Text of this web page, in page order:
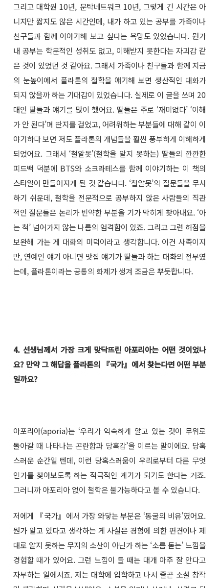
그리고 대학원 10년, 문탁네트워크 10년, 그렇게 긴 시간은 아
니지만 짧지도 않은 시간인데, 내가 하고 있는 공부를 가족이나
친구들과 함께 이야기해 보고 싶다는 욕망도 있었습니다. 뭔가
내 공부는 학문적인 성취도 없고, 이해받지 못한다는 자괴감 같
은 것이 있었던 것 같아요. 그래서 가족이나 친구들과 함께 지금
의 눈높이에서 플라톤의 철학을 얘기해 보면 생산적인 대화가
되지 않을까 하는 기대감이 있었습니다. 실제로 이 글을 쓰며 20
대인 딸들과 얘기를 많이 했어요. 딸들은 주로 ‘재미없다’ ‘이해
가 안 된다’며 딴지를 걸었고, 어려워하는 부분들에 대해 같이 이
야기하다 보면 저도 플라톤의 개념들을 훨씬 풍부하게 이해하게
되었어요. 그래서 ‘철알못’(철학을 알지 못하는) 딸들의 깐깐한
피드백 덕분에 BTS와 소크라테스를 함께 이야기하는 이 책의
스타일이 만들어지게 된 것 같습니다. ‘철알못’의 질문들을 무시
하기 쉬운데, 철학을 전문적으로 공부하지 않은 사람들의 직관
적인 질문들은 논리가 빈약한 부분을 기가 막히게 찾아내요. ‘아
는 척’ 넘어가지 않는 나름의 엄격함이 있죠. 그리고 그런 허점을
보완해 가는 게 대화의 미덕이라고 생각합니다. 이건 사족이지
만, 연예인 얘기 아니면 맛집 얘기가 딸들과 하는 대화의 전부였
는데, 플라톤이라는 공통의 화제가 생겨 조금은 뿌듯합니다.
4. 선생님께서 가장 크게 맞닥뜨린 아포리아는 어떤 것이었나
요? 만약 그 해답을 플라톤의 『국가』에서 찾는다면 어떤 부분
일까요?
아포리아(aporia)는 ‘우리가 익숙하게 알고 있는 것이 무위로
돌아갈 때 나타나는 곤란함과 당혹감’을 이르는 말이에요. 당혹
스러운 순간일 텐데, 이런 당혹스러움이 우리로부터 다른 무엇
인가를 찾아보도록 하는 적극적인 계기가 되기도 한다는 거죠.
그러니까 아포리아 없이 철학은 불가능하다고 볼 수 있습니다.
저에게 『국가』에서 가장 와닿는 부분은 ‘동굴의 비유’였어요.
뭔가 알고 있다고 생각하는 게 사실은 경험에 의한 편견이나 제
대로 알지 못하는 무지의 소산이 아닌가 하는 ‘소름 돋는’ 느낌을
경험할 때가 있어요. 그런 느낌이 들 때는 대개 아주 잘 안다고
자부하는 일에서죠. 저는 대학에 입학하고 나서 줄곧 소설 창작